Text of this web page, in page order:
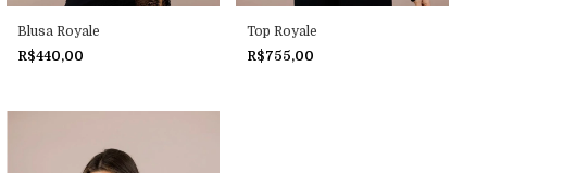
Blusa Royale
R$440,00
Top Royale
R$755,00